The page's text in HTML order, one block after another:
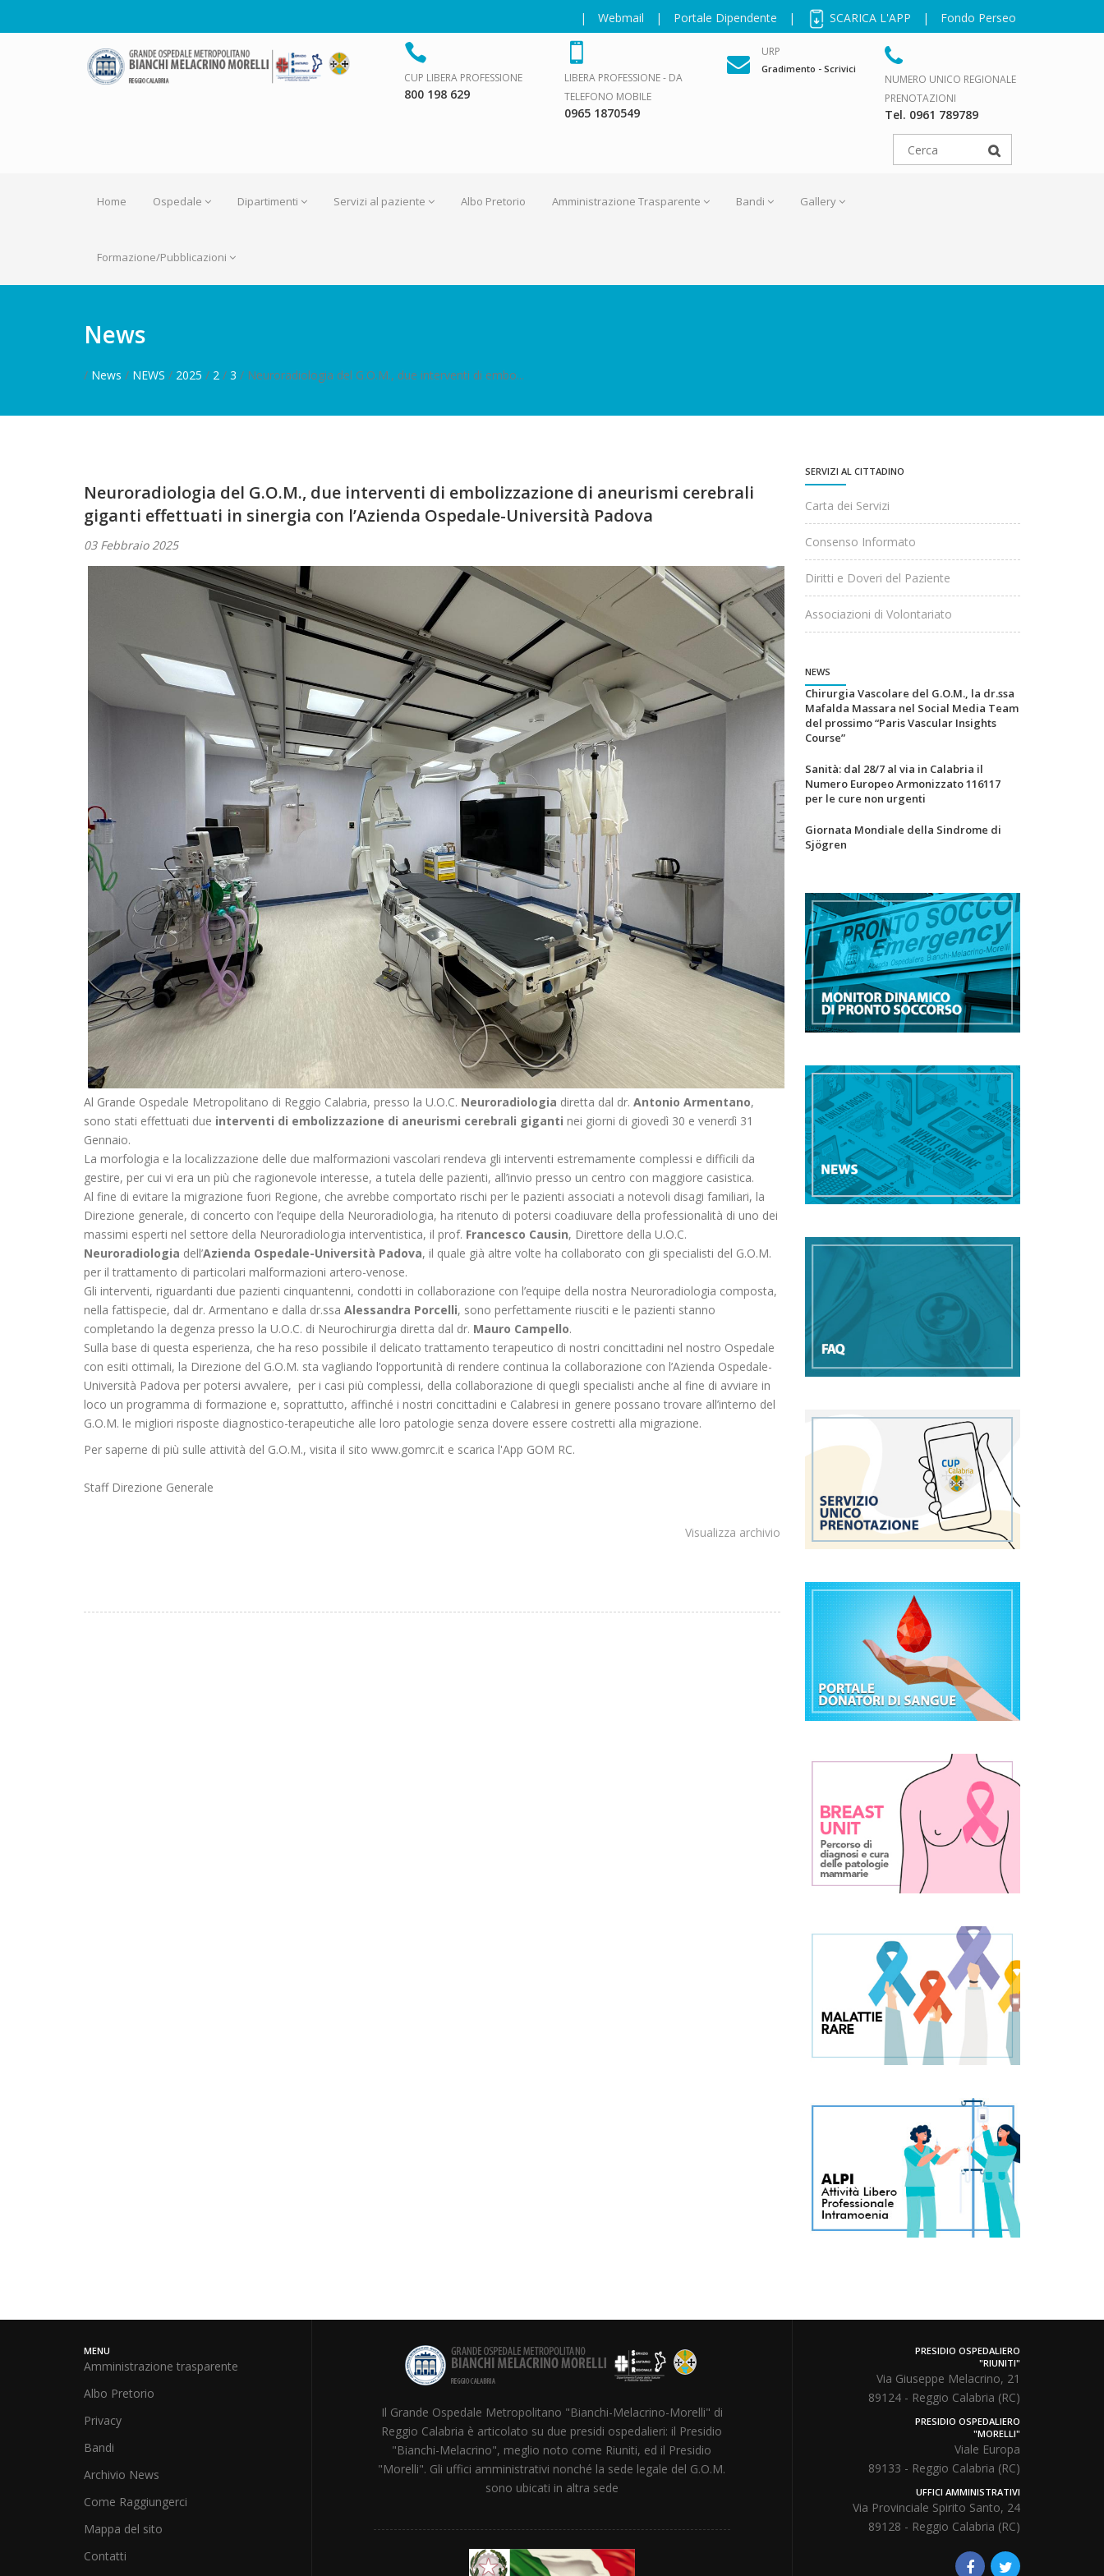
| Webmail | Portale Dipendente | SCARICA L'APP | Fondo Perseo
CUP LIBERA PROFESSIONE
800 198 629
LIBERA PROFESSIONE - DA
TELEFONO MOBILE
0965 1870549
URP
Gradimento - Scrivici
NUMERO UNICO REGIONALE
PRENOTAZIONI
Tel. 0961 789789
Home Ospedale Dipartimenti Servizi al paziente Albo Pretorio Amministrazione Trasparente Bandi Gallery
Formazione/Pubblicazioni
News
/ News / NEWS / 2025 / 2 / 3 / Neuroradiologia del G.O.M., due interventi di embo...
Neuroradiologia del G.O.M., due interventi di embolizzazione di aneurismi cerebrali
giganti effettuati in sinergia con l’Azienda Ospedale-Università Padova
03 Febbraio 2025
Al Grande Ospedale Metropolitano di Reggio Calabria, presso la U.O.C. Neuroradiologia diretta dal dr. Antonio Armentano,
sono stati effettuati due interventi di embolizzazione di aneurismi cerebrali giganti nei giorni di giovedì 30 e venerdì 31
Gennaio.
La morfologia e la localizzazione delle due malformazioni vascolari rendeva gli interventi estremamente complessi e difficili da
gestire, per cui vi era un più che ragionevole interesse, a tutela delle pazienti, all’invio presso un centro con maggiore casistica.
Al fine di evitare la migrazione fuori Regione, che avrebbe comportato rischi per le pazienti associati a notevoli disagi familiari, la
Direzione generale, di concerto con l’equipe della Neuroradiologia, ha ritenuto di potersi coadiuvare della professionalità di uno dei
massimi esperti nel settore della Neuroradiologia interventistica, il prof. Francesco Causin, Direttore della U.O.C.
Neuroradiologia dell’Azienda Ospedale-Università Padova, il quale già altre volte ha collaborato con gli specialisti del G.O.M.
per il trattamento di particolari malformazioni artero-venose.
Gli interventi, riguardanti due pazienti cinquantenni, condotti in collaborazione con l’equipe della nostra Neuroradiologia composta,
nella fattispecie, dal dr. Armentano e dalla dr.ssa Alessandra Porcelli, sono perfettamente riusciti e le pazienti stanno
completando la degenza presso la U.O.C. di Neurochirurgia diretta dal dr. Mauro Campello.
Sulla base di questa esperienza, che ha reso possibile il delicato trattamento terapeutico di nostri concittadini nel nostro Ospedale
con esiti ottimali, la Direzione del G.O.M. sta vagliando l’opportunità di rendere continua la collaborazione con l’Azienda Ospedale-
Università Padova per potersi avvalere, per i casi più complessi, della collaborazione di quegli specialisti anche al fine di avviare in
loco un programma di formazione e, soprattutto, affinché i nostri concittadini e Calabresi in genere possano trovare all’interno del
G.O.M. le migliori risposte diagnostico-terapeutiche alle loro patologie senza dovere essere costretti alla migrazione.
Per saperne di più sulle attività del G.O.M., visita il sito www.gomrc.it e scarica l'App GOM RC.
Staff Direzione Generale
Visualizza archivio
SERVIZI AL CITTADINO
Carta dei Servizi
Consenso Informato
Diritti e Doveri del Paziente
Associazioni di Volontariato
NEWS
Chirurgia Vascolare del G.O.M., la dr.ssa
Mafalda Massara nel Social Media Team
del prossimo “Paris Vascular Insights
Course”
Sanità: dal 28/7 al via in Calabria il
Numero Europeo Armonizzato 116117
per le cure non urgenti
Giornata Mondiale della Sindrome di
Sjögren
MENU
Amministrazione trasparente
Albo Pretorio
Privacy
Bandi
Archivio News
Come Raggiungerci
Mappa del sito
Contatti
Il Grande Ospedale Metropolitano "Bianchi-Melacrino-Morelli" di
Reggio Calabria è articolato su due presidi ospedalieri: il Presidio
"Bianchi-Melacrino", meglio noto come Riuniti, ed il Presidio
"Morelli". Gli uffici amministrativi nonché la sede legale del G.O.M.
sono ubicati in altra sede
PRESIDIO OSPEDALIERO
"RIUNITI"
Via Giuseppe Melacrino, 21
89124 - Reggio Calabria (RC)
PRESIDIO OSPEDALIERO
"MORELLI"
Viale Europa
89133 - Reggio Calabria (RC)
UFFICI AMMINISTRATIVI
Via Provinciale Spirito Santo, 24
89128 - Reggio Calabria (RC)